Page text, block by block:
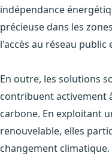
indépendance
précieuse dans les
l'accès au réseau
En outre, les solutions
contribuent activement
carbone. En exploitant
renouvelable, elles
changement